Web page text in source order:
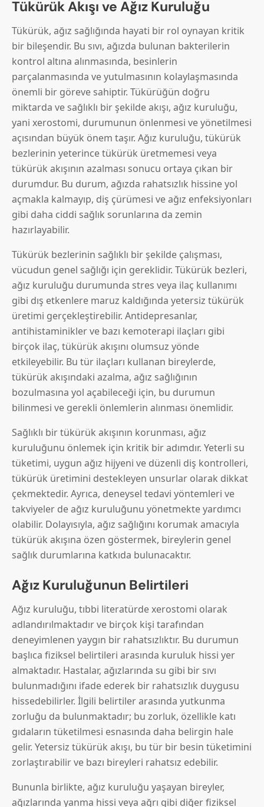
Tükürük Akışı ve Ağız Kuruluğu
Tükürük, ağız sağlığında hayati bir rol oynayan kritik
bir bileşendir. Bu sıvı, ağızda bulunan bakterilerin
kontrol altına alınmasında, besinlerin
parçalanmasında ve yutulmasının kolaylaşmasında
önemli bir göreve sahiptir. Tükürüğün doğru
miktarda ve sağlıklı bir şekilde akışı, ağız kuruluğu,
yani xerostomi, durumunun önlenmesi ve yönetilmesi
açısından büyük önem taşır. Ağız kuruluğu, tükürük
bezlerinin yeterince tükürük üretmemesi veya
tükürük akışının azalması sonucu ortaya çıkan bir
durumdur. Bu durum, ağızda rahatsızlık hissine yol
açmakla kalmayıp, diş çürümesi ve ağız enfeksiyonları
gibi daha ciddi sağlık sorunlarına da zemin
hazırlayabilir.
Tükürük bezlerinin sağlıklı bir şekilde çalışması,
vücudun genel sağlığı için gereklidir. Tükürük bezleri,
ağız kuruluğu durumunda stres veya ilaç kullanımı
gibi dış etkenlere maruz kaldığında yetersiz tükürük
üretimi gerçekleştirebilir. Antidepresanlar,
antihistaminikler ve bazı kemoterapi ilaçları gibi
birçok ilaç, tükürük akışını olumsuz yönde
etkileyebilir. Bu tür ilaçları kullanan bireylerde,
tükürük akışındaki azalma, ağız sağlığının
bozulmasına yol açabileceği için, bu durumun
bilinmesi ve gerekli önlemlerin alınması önemlidir.
Sağlıklı bir tükürük akışının korunması, ağız
kuruluğunu önlemek için kritik bir adımdır. Yeterli su
tüketimi, uygun ağız hijyeni ve düzenli diş kontrolleri,
tükürük üretimini destekleyen unsurlar olarak dikkat
çekmektedir. Ayrıca, deneysel tedavi yöntemleri ve
takviyeler de ağız kuruluğunu yönetmekte yardımcı
olabilir. Dolayısıyla, ağız sağlığını korumak amacıyla
tükürük akışına özen göstermek, bireylerin genel
sağlık durumlarına katkıda bulunacaktır.
Ağız Kuruluğunun Belirtileri
Ağız kuruluğu, tıbbi literatürde xerostomi olarak
adlandırılmaktadır ve birçok kişi tarafından
deneyimlenen yaygın bir rahatsızlıktır. Bu durumun
başlıca fiziksel belirtileri arasında kuruluk hissi yer
almaktadır. Hastalar, ağızlarında su gibi bir sıvı
bulunmadığını ifade ederek bir rahatsızlık duygusu
hissedebilirler. İlgili belirtiler arasında yutkunma
zorluğu da bulunmaktadır; bu zorluk, özellikle katı
gıdaların tüketilmesi esnasında daha belirgin hale
gelir. Yetersiz tükürük akışı, bu tür bir besin tüketimini
zorlaştırabilir ve bazı bireyleri rahatsız edebilir.
Bununla birlikte, ağız kuruluğu yaşayan bireyler,
ağızlarında yanma hissi veya ağrı gibi diğer fiziksel